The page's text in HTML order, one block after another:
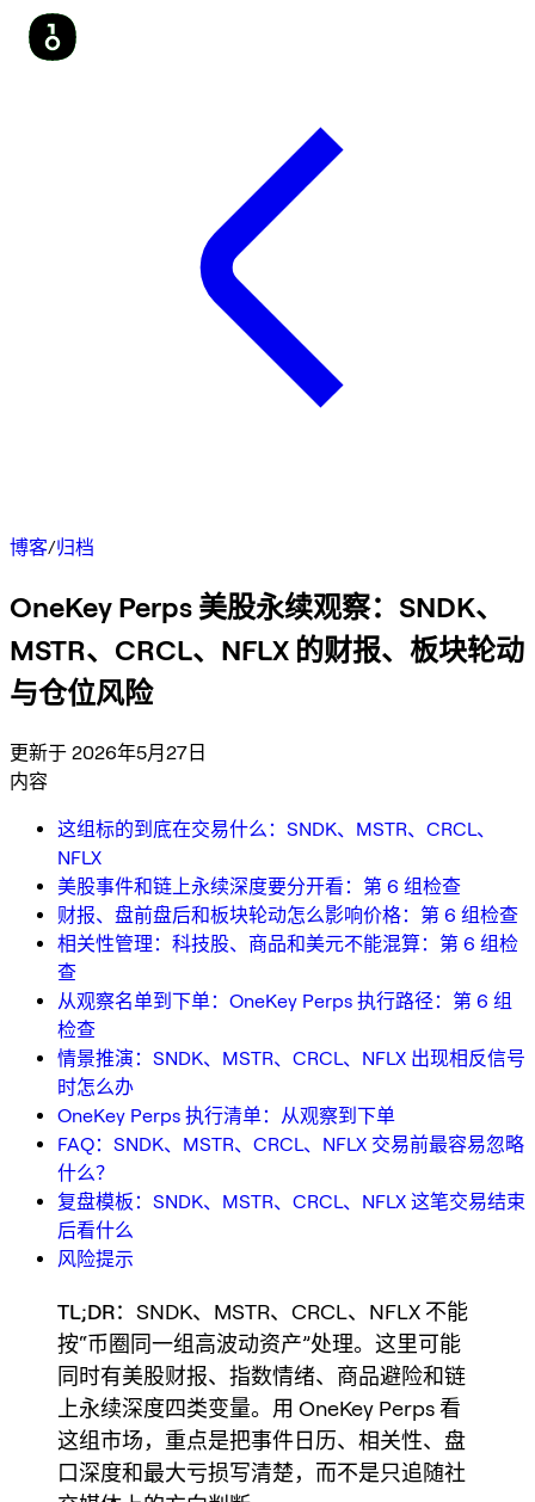
博客/归档
OneKey Perps 美股永续观察：SNDK、
MSTR、CRCL、NFLX 的财报、板块轮动
与仓位风险
更新于 2026年5月27日
内容
这组标的到底在交易什么：SNDK、MSTR、CRCL、
NFLX
美股事件和链上永续深度要分开看：第 6 组检查
财报、盘前盘后和板块轮动怎么影响价格：第 6 组检查
相关性管理：科技股、商品和美元不能混算：第 6 组检
查
从观察名单到下单：OneKey Perps 执行路径：第 6 组
检查
情景推演：SNDK、MSTR、CRCL、NFLX 出现相反信号
时怎么办
OneKey Perps 执行清单：从观察到下单
FAQ：SNDK、MSTR、CRCL、NFLX 交易前最容易忽略
什么？
复盘模板：SNDK、MSTR、CRCL、NFLX 这笔交易结束
后看什么
风险提示
TL;DR：SNDK、MSTR、CRCL、NFLX 不能
按“币圈同一组高波动资产”处理。这里可能
同时有美股财报、指数情绪、商品避险和链
上永续深度四类变量。用 OneKey Perps 看
这组市场，重点是把事件日历、相关性、盘
口深度和最大亏损写清楚，而不是只追随社